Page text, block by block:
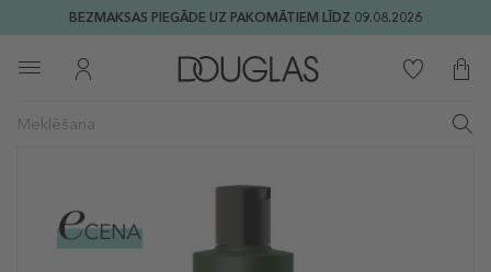
BEZMAKSAS PIEGĀDE UZ PAKOMĀTIEM LĪDZ 09.08.2026